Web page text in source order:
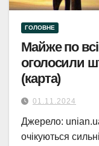
ГОЛОВНЕ
Майже по
оголосили
(карта)
01.11.2024
Джерело:
очікуються